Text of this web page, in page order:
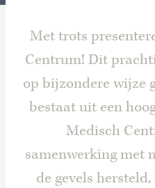
Met trots
Centrum! Dit
op bijzondere wijze
bestaat uit een
Medisch
samenwerking met
de gevels